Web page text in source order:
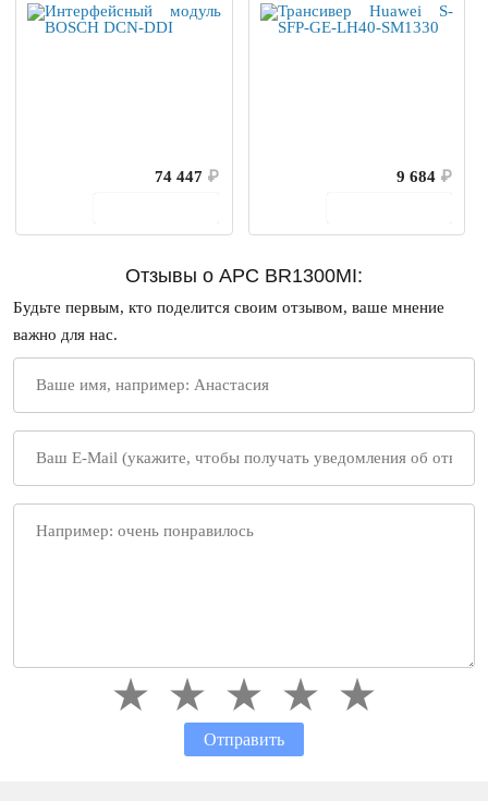
74 447 ₽
9 684 ₽
Отзывы о APC BR1300MI:
Будьте первым, кто поделится своим отзывом, ваше мнение
важно для нас.
Отправить